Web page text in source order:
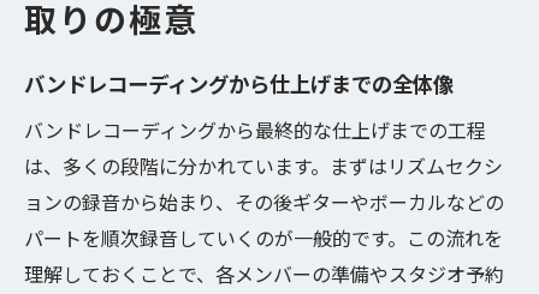
取りの極意
バンドレコーディングから仕上げまでの全体像
バンドレコーディングから最終的な仕上げまでの工程
は、多くの段階に分かれています。まずはリズムセクシ
ョンの録音から始まり、その後ギターやボーカルなどの
パートを順次録音していくのが一般的です。この流れを
理解しておくことで、各メンバーの準備やスタジオ予約